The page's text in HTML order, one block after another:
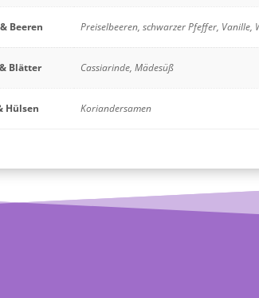
Beeren Preiselbeeren, schwarzer Pfeffer, Vanille,
Blätter Cassiarinde, Mädesüß
Hülsen Koriandersamen